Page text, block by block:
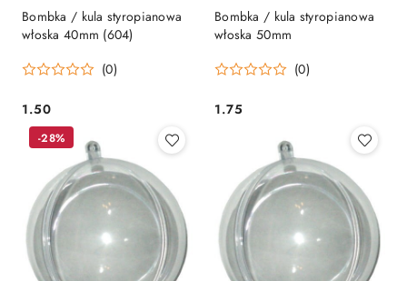
Bombka / kula styropianowa
włoska 40mm (604)
(0)
Cena:
1.50
Bombka / kula styropianowa
włoska 50mm
(0)
Cena:
1.75
-28%